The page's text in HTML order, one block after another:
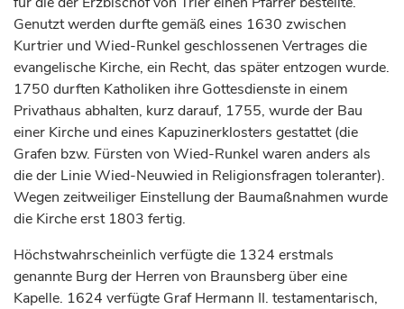
Genutzt werden durfte gemäß eines 1630 zwischen
Kurtrier und Wied-Runkel geschlossenen Vertrages die
evangelische Kirche, ein Recht, das später entzogen wurde.
1750 durften Katholiken ihre Gottesdienste in einem
Privathaus abhalten, kurz darauf, 1755, wurde der Bau
einer Kirche und eines Kapuzinerklosters gestattet (die
Grafen bzw. Fürsten von Wied-Runkel waren anders als
die der Linie Wied-Neuwied in Religionsfragen toleranter).
Wegen zeitweiliger Einstellung der Baumaßnahmen wurde
die Kirche erst 1803 fertig.
Höchstwahrscheinlich verfügte die 1324 erstmals
genannte Burg der Herren von Braunsberg über eine
Kapelle. 1624 verfügte GrafHermann II. testamentarisch,